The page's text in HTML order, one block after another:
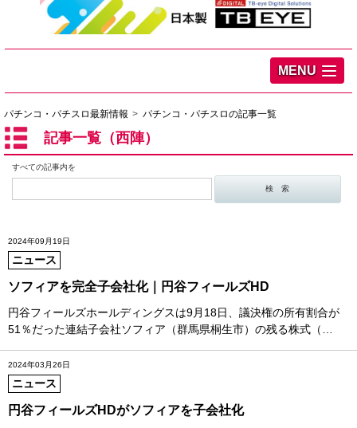
MENU
パチンコ・パチスロ最新情報 パチンコ・パチスロの記事一覧
記事一覧（西陣）
すべての記事内を
2024年09月19日
ニュース
ソフィアを完全子会社化｜円谷フィールズHD
円谷フィールズホールディングスは9月18日、議決権の所有割合が
51％だった連結子会社ソフィア（群馬県桐生市）の残る株式（…
2024年03月26日
ニュース
円谷フィールズHDがソフィアを子会社化